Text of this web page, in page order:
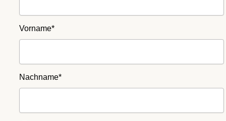
Vorname*
Nachname*